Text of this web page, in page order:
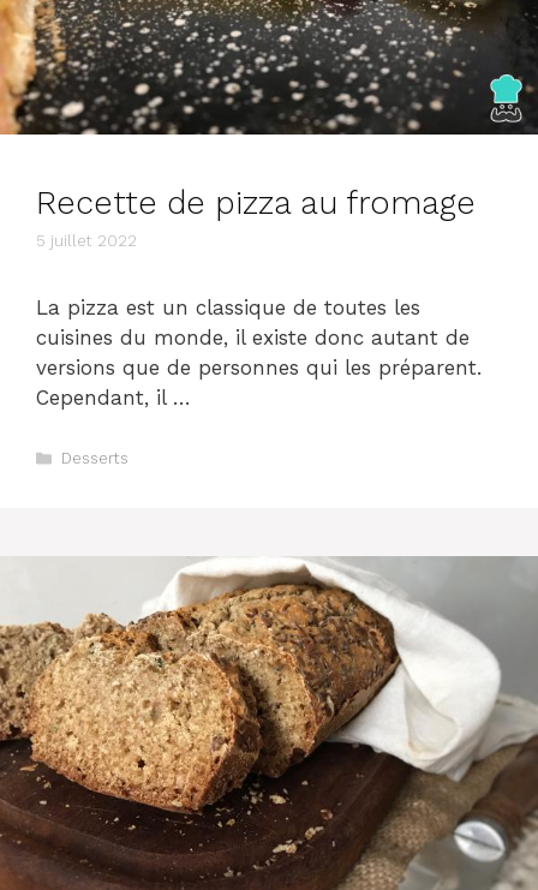
Recette de pizza au fromage
5 juillet 2022
La pizza est un classique de toutes les
cuisines du monde, il existe donc autant de
versions que de personnes qui les préparent.
Cependant, il …
Catégories
Desserts